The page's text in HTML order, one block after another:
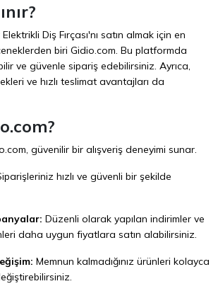
Diş Fırçası'nı satın almak için en
biri Gidio.com. Bu platformda
ve güvenle sipariş edebilirsiniz. Ayrıca,
ve hızlı teslimat avantajları da
, güvenilir bir alışveriş deneyimi sunar.
hızlı ve güvenli bir şekilde
Düzenli olarak yapılan indirimler ve
daha uygun fiyatlara satın alabilirsiniz.
Memnun kalmadığınız ürünleri kolayca